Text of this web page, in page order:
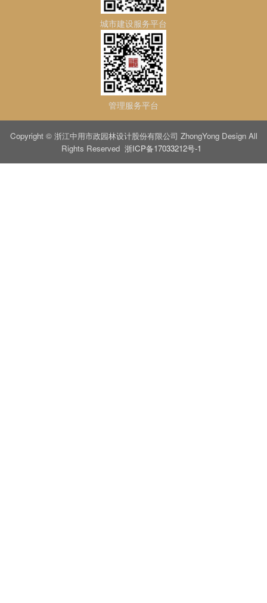
城市建设服务平台
管理服务平台
Copyright © 浙江中用市政园林设计股份有限公司 ZhongYong Design All
Rights Reserved 浙ICP备17033212号-1